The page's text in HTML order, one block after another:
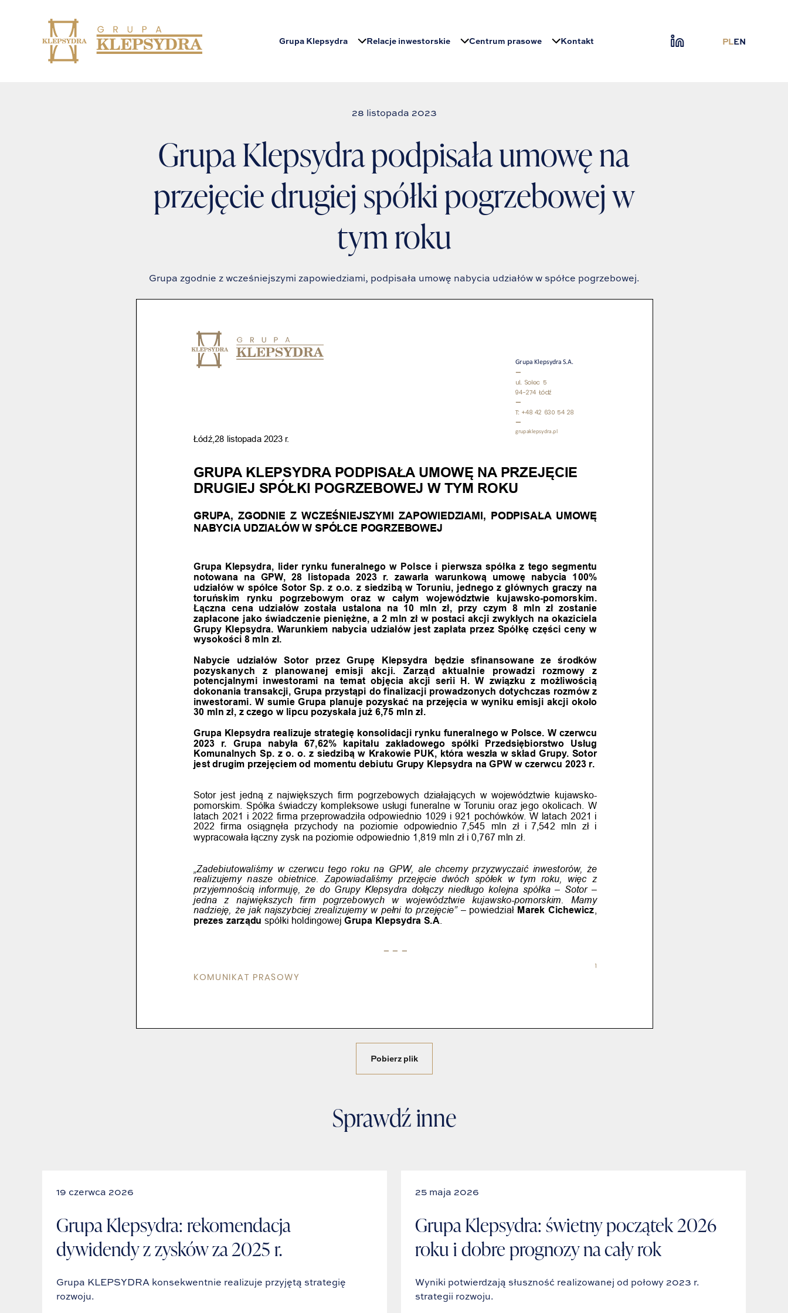
Grupa Klepsydra Relacje inwestorskie Centrum prasowe Kontakt PLEN
28 listopada 2023
Grupa Klepsydra podpisała umowę na
przejęcie drugiej spółki pogrzebowej w
tym roku
Grupa zgodnie z wcześniejszymi zapowiedziami, podpisała umowę nabycia udziałów w spółce pogrzebowej.
Pobierz plik
Sprawdź inne
19 czerwca 2026
Grupa Klepsydra: rekomendacja
dywidendy z zysków za 2025 r.
Grupa KLEPSYDRA konsekwentnie realizuje przyjętą strategię
rozwoju.
25 maja 2026
Grupa Klepsydra: świetny początek 2026
roku i dobre prognozy na cały rok
Wyniki potwierdzają słuszność realizowanej od połowy 2023 r.
strategii rozwoju.